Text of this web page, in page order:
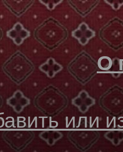
О
или